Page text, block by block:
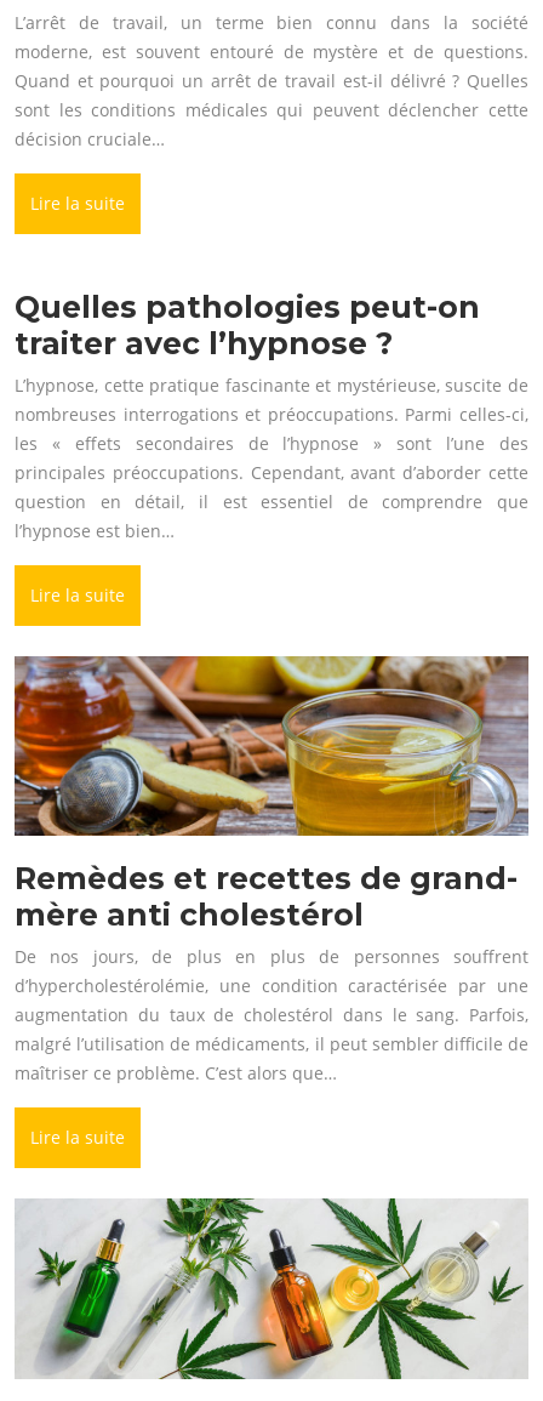
L’arrêt de travail, un terme bien connu dans la société
moderne, est souvent entouré de mystère et de questions.
Quand et pourquoi un arrêt de travail est-il délivré ? Quelles
sont les conditions médicales qui peuvent déclencher cette
décision cruciale…
Lire la suite
Quelles pathologies peut-on
traiter avec l’hypnose ?
L’hypnose, cette pratique fascinante et mystérieuse, suscite de
nombreuses interrogations et préoccupations. Parmi celles-ci,
les « effets secondaires de l’hypnose » sont l’une des
principales préoccupations. Cependant, avant d’aborder cette
question en détail, il est essentiel de comprendre que
l’hypnose est bien…
Lire la suite
Remèdes et recettes de grand-
mère anti cholestérol
De nos jours, de plus en plus de personnes souffrent
d’hypercholestérolémie, une condition caractérisée par une
augmentation du taux de cholestérol dans le sang. Parfois,
malgré l’utilisation de médicaments, il peut sembler difficile de
maîtriser ce problème. C’est alors que…
Lire la suite